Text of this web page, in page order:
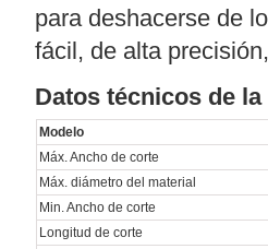
para deshacerse de
fácil, de alta
Datos técnicos de
Modelo
Máx. Ancho de corte
Máx. diámetro del material
Min. Ancho de corte
Longitud de corte